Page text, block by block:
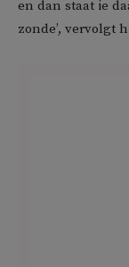
en dan staat ie
zonde’, vervolgt